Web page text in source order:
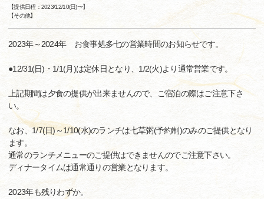
【提供日程：2023/12/10(日)〜】
【その他】
2023年～2024年 お食事処多七の営業時間のお知らせです。
●12/31(日)・1/1(月)は定休日となり、1/2(火)より通常営業です。
上記期間は夕食の提供が出来ませんので、ご宿泊の際はご注意下さ
い。
なお、1/7(日)～1/10(水)のランチは七草粥(予約制)のみのご提供となり
ます。
通常のランチメニューのご提供はできませんのでご注意下さい。
ディナータイムは通常通りの営業となります。
2023年も残りわずか。